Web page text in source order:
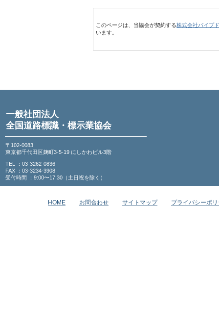
このページは、当協会が契約する株式会社パイプ
います。
一般社団法人
全国道路標識・標示業協会
〒102-0083
東京都千代田区麹町3-5-19 にしかわビル3階
TEL ：03-3262-0836
FAX ：03-3234-3908
受付時間 ：9:00〜17:30（土日祝を除く）
HOME お問合わせ サイトマップ プライバシーポ